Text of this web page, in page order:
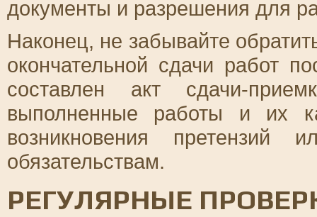
документы и разрешения для
Наконец, не забывайте
окончательной сдачи работ
составлен акт сдачи-
выполненные работы и их
возникновения претензий
обязательствам.
РЕГУЛЯРНЫЕ